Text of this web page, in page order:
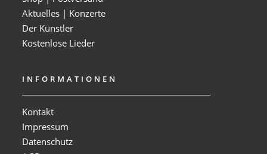
Aktuelles | Konzerte
Der Künstler
Kostenlose Lieder
INFORMATIONEN
Kontakt
Impressum
Datenschutz